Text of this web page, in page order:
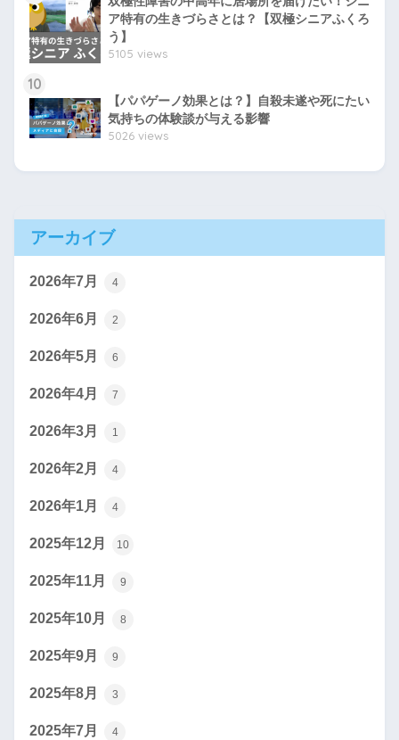
ア特有の生きづらさとは？【双極シニアふくろ
う】
5105 views
10
【パパゲーノ効果とは？】自殺未遂や死にたい
気持ちの体験談が与える影響
5026 views
アーカイブ
2026年7月 4
2026年6月 2
2026年5月 6
2026年4月 7
2026年3月 1
2026年2月 4
2026年1月 4
2025年12月 10
2025年11月 9
2025年10月 8
2025年9月 9
2025年8月 3
2025年7月 4